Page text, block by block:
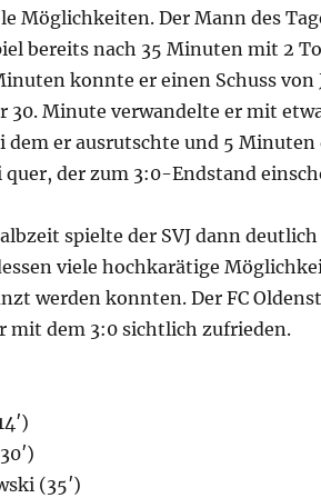
Möglichkeiten. Der Mann des
bereits nach 35 Minuten mit 2
konnte er einen Schuss von
30. Minute verwandelte er mit
dem er ausrutschte und 5 Minuten
quer, der zum 3:0-Endstand
spielte der SVJ dann
viele hochkarätige
werden konnten. Der FC
mit dem 3:0 sichtlich zufrieden.
(35′)